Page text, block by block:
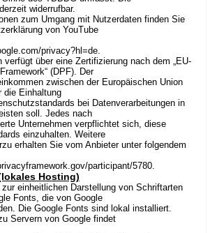
widerrufbar.
zum Umgang mit Nutzerdaten finden Sie
von YouTube
privacy?hl=de.
verfügt über eine Zertifizierung nach dem „EU-
(DPF). Der
zwischen der Europäischen Union
die Einhaltung
bei Datenverarbeitungen in
soll. Jedes nach
Unternehmen verpflichtet sich, diese
einzuhalten. Weitere
erhalten Sie vom Anbieter unter folgendem
participant/5780.
Hosting)
einheitlichen Darstellung von Schriftarten
Fonts, die von Google
Die Google Fonts sind lokal installiert.
Servern von Google findet